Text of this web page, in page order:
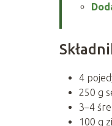
4
250 g
3–4
100 g